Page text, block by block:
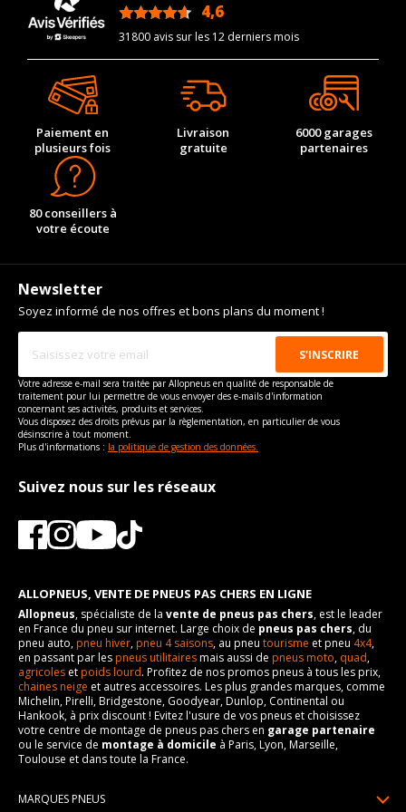
modèle
Année de fin de modèle
1998-02-01
Energie
Année de début de
motorisation
1995-06-01
Année de fin de
motorisation
1998-02-01
Code motorisation
Numéro de moteur
Type
Propulsion
Type de boulon
1/2 UNF RH/LH
Taille de la tête de boulon
19
Force de rotation du
boulon
100
Pour la visserie, afin de garantir une parfaite compatibilité, nous
4,6
31800 avis sur les 12 derniers mois
Paiement en
plusieurs fois
Livraison
gratuite
6000 garages
partenaires
80 conseillers à
votre écoute
Newsletter
Soyez informé de nos offres et bons plans du moment !
Votre adresse e-mail sera traitée par Allopneus en qualité de responsable de
traitement pour lui permettre de vous envoyer des e-mails d'information
concernant ses activités, produits et services.
Vous disposez des droits prévus par la règlementation, en particulier de vous
désinscrire à tout moment.
Plus d'informations : la politique de gestion des données.
Suivez nous sur les réseaux
ALLOPNEUS, VENTE DE PNEUS PAS CHERS EN LIGNE
Allopneus, spécialiste de la vente de pneus pas chers, est le leader
en France du pneu sur internet. Large choix de pneus pas chers, du
pneu auto,pneu hiver,pneu 4 saisons, au pneu tourisme et pneu 4x4,
en passant par lespneus utilitairesmais aussi de pneus moto, quad,
agricoles etpoids lourd. Profitez de nos promos pneus à tous les prix,
chaines neige et autres accessoires. Les plus grandes marques, comme
Michelin, Pirelli, Bridgestone, Goodyear, Dunlop, Continental ou
Hankook, à prix discount ! Evitez l'usure de vos pneus et choisissez
votre centre de montage de pneus pas chers en garage partenaire
ou le service de montage à domicile à Paris, Lyon, Marseille,
Toulouse et dans toute la France.
MARQUES PNEUS